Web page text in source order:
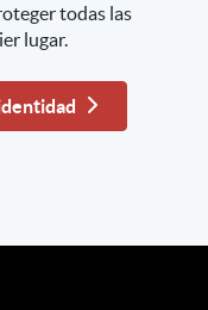
todas las
lugar.